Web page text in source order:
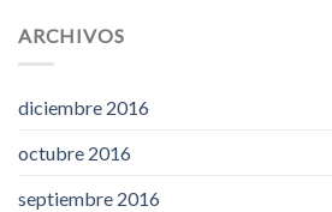
ARCHIVOS
diciembre 2016
octubre 2016
septiembre 2016